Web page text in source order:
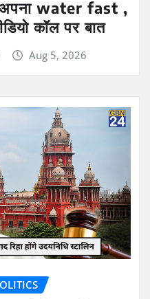
अपना water fast ,
कॉल पर बात
Aug 5, 2026